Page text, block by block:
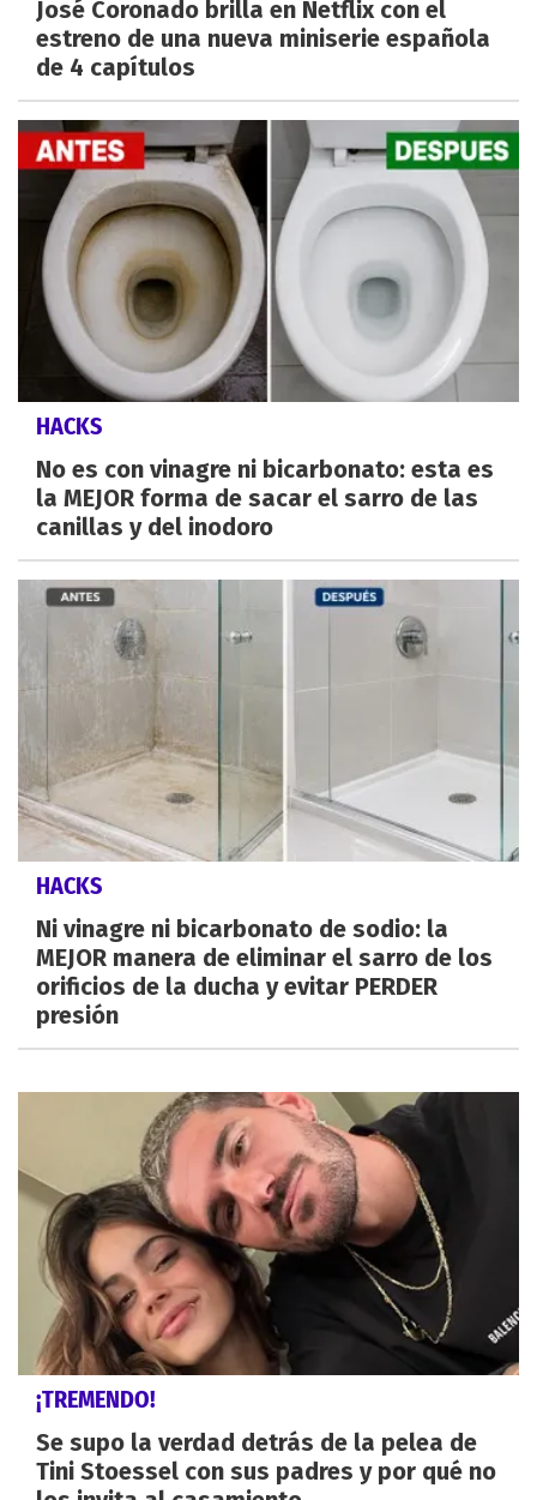
José Coronado brilla en Netflix con el
estreno de una nueva miniserie española
de 4 capítulos
HACKS
No es con vinagre ni bicarbonato: esta es
la MEJOR forma de sacar el sarro de las
canillas y del inodoro
HACKS
Ni vinagre ni bicarbonato de sodio: la
MEJOR manera de eliminar el sarro de los
orificios de la ducha y evitar PERDER
presión
¡TREMENDO!
Se supo la verdad detrás de la pelea de
Tini Stoessel con sus padres y por qué no